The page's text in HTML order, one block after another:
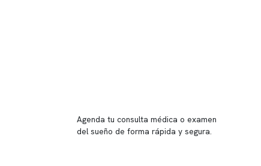
Agenda tu consulta médica o examen
del sueño de forma rápida y segura.